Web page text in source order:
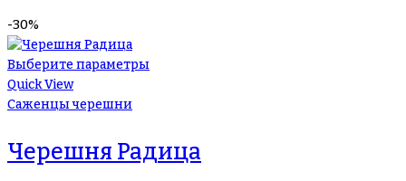
-30%
Выберите параметры
Quick View
Саженцы черешни
Черешня Радица